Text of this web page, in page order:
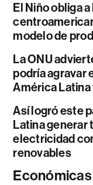
El Niño obliga
modelo de
La ONU
podría agravar
América Latina
Así logró este
Latina generar
electricidad
renovables